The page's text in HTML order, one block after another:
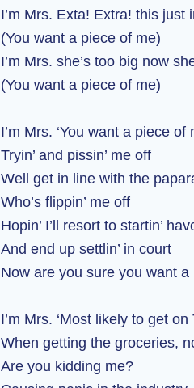
I’m Mrs. Exta! Extra! this just
(You want a piece of me)
I’m Mrs. she’s too big now
(You want a piece of me)
I’m Mrs. ‘You want a piece of
Tryin’ and pissin’ me off
Well get in line with the
Who’s flippin’ me off
Hopin’ I’ll resort to startin’
And end up settlin’ in court
Now are you sure you want
I’m Mrs. ‘Most likely to get
When getting the groceries,
Are you kidding me?